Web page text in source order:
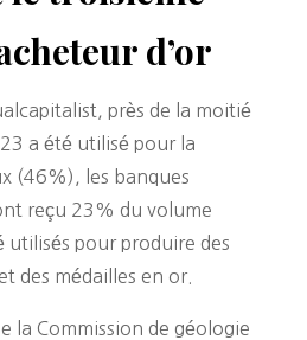
d’or
près de la moitié
a été utilisé pour la
(46%), les banques
reçu 23% du volume
pour produire des
des médailles en or.
la Commission de géologie